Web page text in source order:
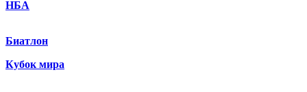
НБА
Биатлон
Кубок мира